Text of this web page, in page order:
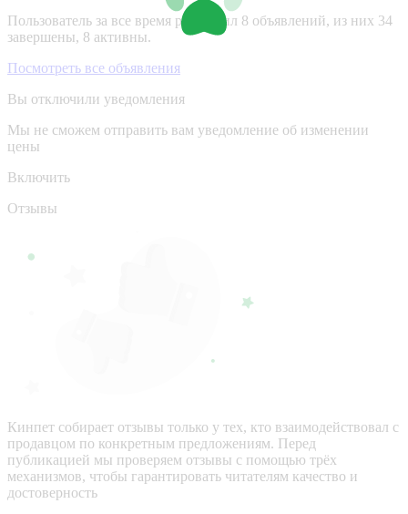
Пользователь за все время разместил 8 объявлений, из них 34
завершены, 8 активны.
Посмотреть все объявления
Вы отключили уведомления
Мы не сможем отправить вам уведомление об изменении
цены
Включить
Отзывы
Кинпет собирает отзывы только у тех, кто взаимодействовал с
продавцом по конкретным предложениям. Перед
публикацией мы проверяем отзывы с помощью трёх
механизмов, чтобы гарантировать читателям качество и
достоверность